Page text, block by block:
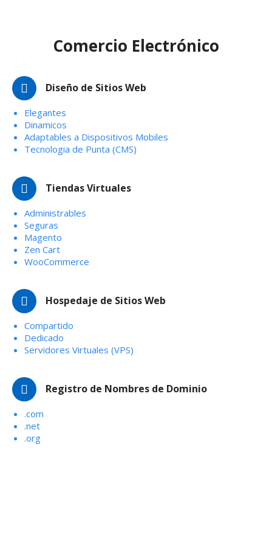
Comercio Electrónico
Diseño de Sitios Web
Elegantes
Dinamicos
Adaptables a Dispositivos Mobiles
Tecnologia de Punta (CMS)
Tiendas Virtuales
Administrables
Seguras
Magento
Zen Cart
WooCommerce
Hospedaje de Sitios Web
Compartido
Dedicado
Servidores Virtuales (VPS)
Registro de Nombres de Dominio
.com
.net
.org